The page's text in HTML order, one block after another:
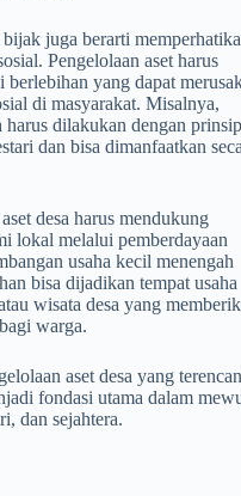
bijak juga berarti
Pengelolaan aset harus
yang dapat
di masyarakat. Misalnya,
harus dilakukan dengan prinsip
dan bisa dimanfaatkan
desa harus mendukung
lokal melalui pemberdayaan
usaha kecil menengah
bisa dijadikan tempat usaha
wisata desa yang
warga.
aset desa yang
fondasi utama dalam
dan sejahtera.